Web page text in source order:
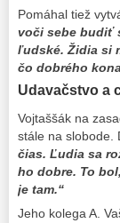
Pomáhal tiež
voči sebe budiť
ľudské. Židia si
čo dobrého
Udavačstvo a
Vojtaššák na
stále na slobode.
čias. Ľudia sa
ho dobre. To
je tam.“
Jeho kolega A.